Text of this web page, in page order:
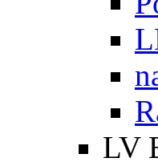
LV